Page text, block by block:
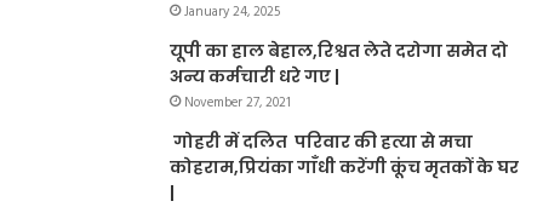
January 24, 2025
यूपी का हाल बेहाल,रिश्वत लेते दरोगा समेत दो
अन्य कर्मचारी धरे गए |
November 27, 2021
गोहरी में दलित परिवार की हत्या से मचा
कोहराम,प्रियंका गाँधी करेंगी कूंच मृतकों के घर
|